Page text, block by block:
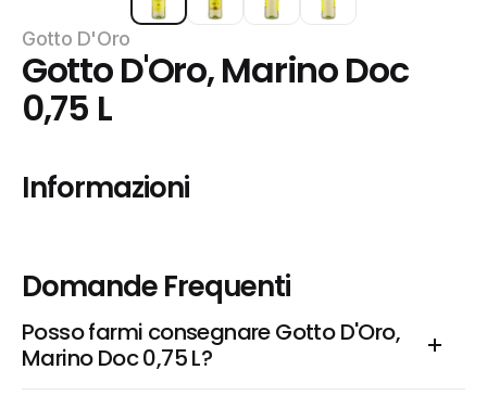
Gotto D'Oro
Gotto D'Oro, Marino Doc
0,75 L
Informazioni
Domande Frequenti
Posso farmi consegnare Gotto D'Oro,
Marino Doc 0,75 L?